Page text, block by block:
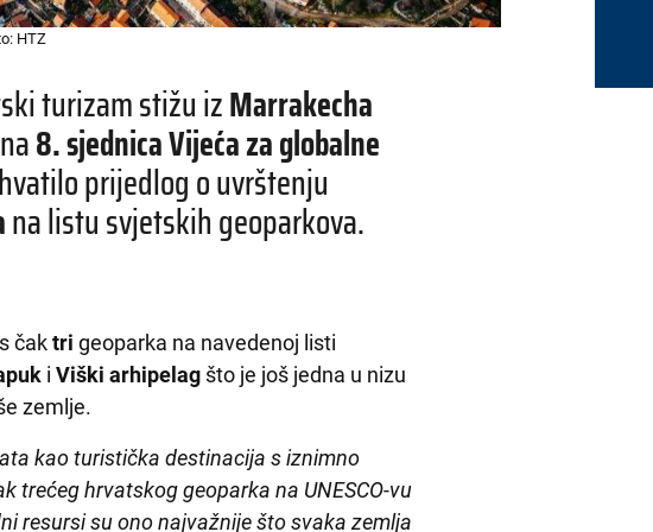
HTZ
turizam stižu izMarrakecha
8. sjednica Vijeća za globalne
prijedlog o uvrštenju
na listu svjetskih geoparkova.
čaktri geoparka na navedenoj listi
iViški arhipelag što je još jedna u nizu
zemlje.
kao turistička destinacija s iznimno
trećeg hrvatskog geoparka na UNESCO-vu
resursi su ono najvažnije što svaka zemlja